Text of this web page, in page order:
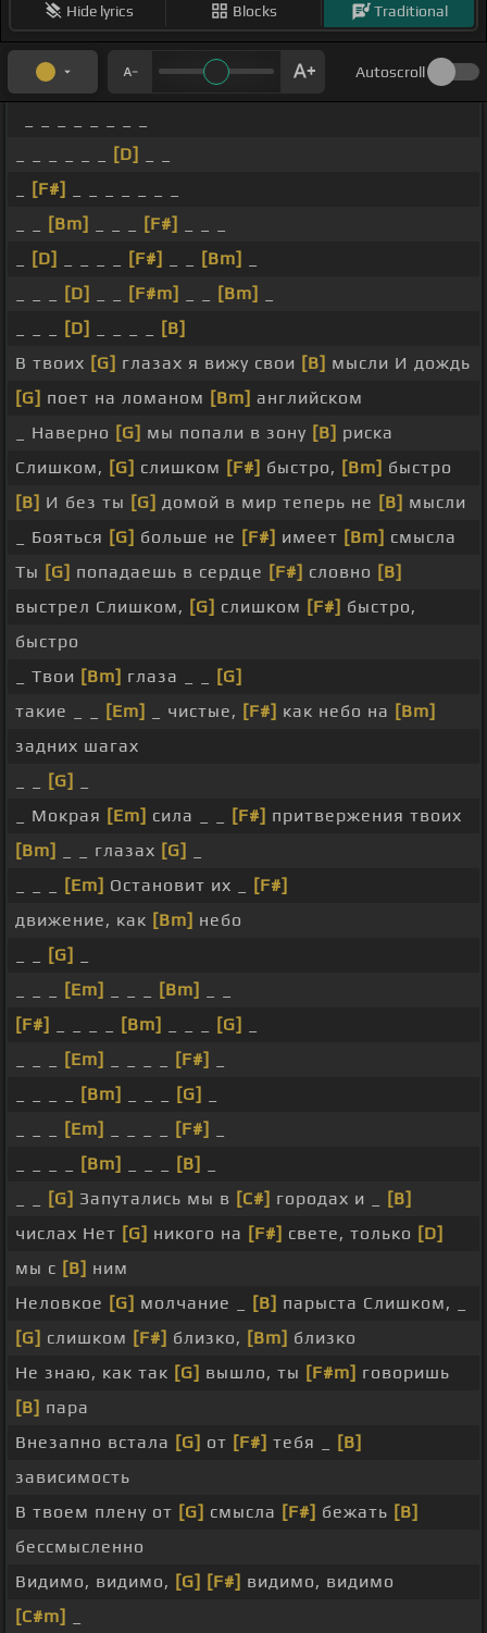
Hide lyrics Blocks Traditional
Autoscroll
[D]
[F#]
[Bm] [F#]
[D] [F#] [Bm]
[D] [F#m] [Bm]
[D]
[B]
В твоих [G] глазах я вижу свои [B] мысли И дождь
[G] поет на ломаном [Bm] английском
_ Наверно [G] мы попали в зону [B] риска
Слишком, [G] слишком [F#] быстро, [Bm] быстро
[B] И без ты [G] домой в мир теперь не [B] мысли
_ Бояться [G] больше не [F#] имеет [Bm] смысла
Ты [G] попадаешь в сердце [F#] словно [B]
выстрел Слишком, [G] слишком [F#] быстро,
быстро
_ Твои [Bm] глаза _ _
[G]
такие _ _
[Em] _ чистые, [F#] как небо на [Bm]
задних шагах
[G]
_ Мокрая [Em] сила _ _ [F#] притвержения твоих
[Bm]
_ _ глазах [G]
[Em] Остановит их _
[F#]
движение, как [Bm] небо
[G]
[Em] [Bm]
[F#]
[Bm] [G]
[Em] [F#]
[Bm] [G]
[Em] [F#]
[Bm] [B]
[G] Запутались мы в [C#] городах и _
[B]
числах Нет [G] никого на [F#] свете, только [D]
мы с [B] ним
Неловкое [G] молчание _ [B] парыста Слишком, _
[G] слишком [F#] близко, [Bm] близко
Не знаю, как так [G] вышло, ты [F#m] говоришь
[B] пара
Внезапно встала [G] от [F#] тебя _
[B]
зависимость
В твоем плену от [G] смысла [F#] бежать [B]
бессмысленно
Видимо, видимо, [G] [F#] видимо, видимо
[C#m]